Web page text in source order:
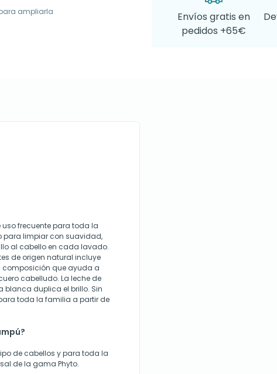
ampliarla
Envíos gratis en
pedidos +65€
frecuente para toda la
para limpiar con suavidad,
al cabello en cada lavado.
de origen natural incluye
composición que ayuda a
cabelludo. La leche de
duplica el brillo. Sin
toda la familia a partir de
de cabellos y para toda la
de la gama Phyto.